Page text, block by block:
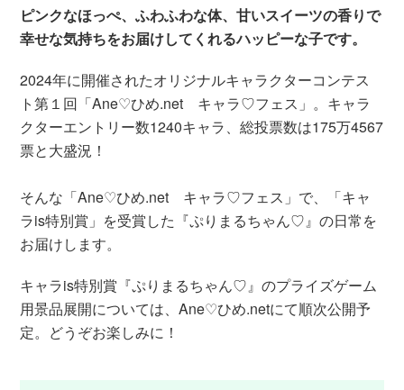
ピンクなほっぺ、ふわふわな体、甘いスイーツの香りで
幸せな気持ちをお届けしてくれるハッピーな子です。
2024年に開催されたオリジナルキャラクターコンテス
ト第１回「Ane♡ひめ.net キャラ♡フェス」。キャラ
クターエントリー数1240キャラ、総投票数は175万4567
票と大盛況！
そんな「Ane♡ひめ.net キャラ♡フェス」で、「キャ
ラis特別賞」を受賞した『ぷりまるちゃん♡』の日常を
お届けします。
キャラis特別賞『ぷりまるちゃん♡』のプライズゲーム
用景品展開については、Ane♡ひめ.netにて順次公開予
定。どうぞお楽しみに！